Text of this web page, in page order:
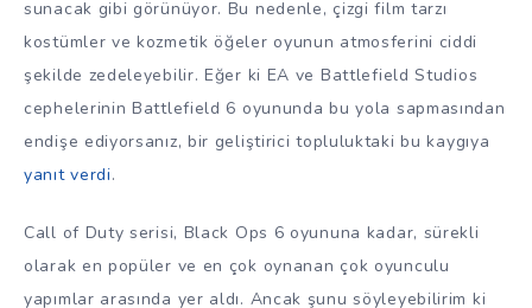
sunacak gibi görünüyor. Bu nedenle, çizgi film tarzı
kostümler ve kozmetik öğeler oyunun atmosferini ciddi
şekilde zedeleyebilir. Eğer ki EA ve Battlefield Studios
cephelerinin Battlefield 6 oyununda bu yola sapmasından
endişe ediyorsanız, bir geliştirici topluluktaki bu kaygıya
yanıt verdi.
Call of Duty serisi, Black Ops 6 oyununa kadar, sürekli
olarak en popüler ve en çok oynanan çok oyunculu
yapımlar arasında yer aldı. Ancak şunu söyleyebilirim ki